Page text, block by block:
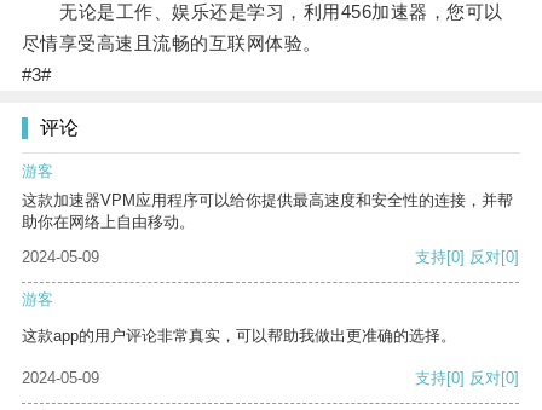
无论是工作、娱乐还是学习，利用456加速器，您可以
尽情享受高速且流畅的互联网体验。
#3#
评论
游客
这款加速器VPM应用程序可以给你提供最高速度和安全性的连接，并帮
助你在网络上自由移动。
2024-05-09
支持[0] 反对[0]
游客
这款app的用户评论非常真实，可以帮助我做出更准确的选择。
2024-05-09 支持[0] 反对[0]